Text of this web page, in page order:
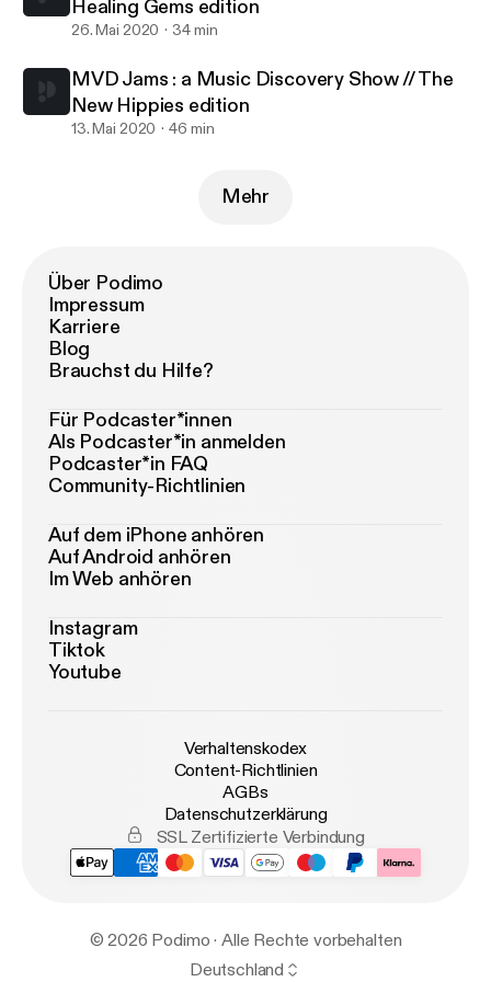
Healing Gems edition
26. Mai 2020 34 min
MVD Jams : a Music Discovery Show // The
New Hippies edition
13. Mai 2020 46 min
Mehr
Über Podimo
Impressum
Karriere
Blog
Brauchst du Hilfe?
Für Podcaster*innen
Als Podcaster*in anmelden
Podcaster*in FAQ
Community-Richtlinien
Auf dem iPhone anhören
Auf Android anhören
Im Web anhören
Instagram
Tiktok
Youtube
Verhaltenskodex
Content-Richtlinien
AGBs
Datenschutzerklärung
SSL Zertifizierte Verbindung
© 2026 Podimo · Alle Rechte vorbehalten
Deutschland